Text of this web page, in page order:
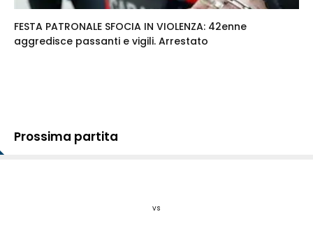
FESTA PATRONALE SFOCIA IN VIOLENZA: 42enne
aggredisce passanti e vigili. Arrestato
Prossima partita
vs